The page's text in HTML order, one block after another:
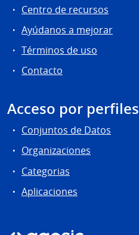
Centro de recursos
Ayúdanos a mejorar
Términos de uso
Contacto
Acceso por perfiles
Conjuntos de Datos
Organizaciones
Categorias
Aplicaciones